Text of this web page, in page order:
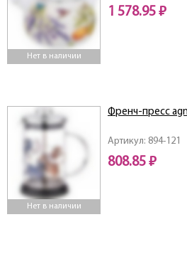
Нет в наличии
1 578.95 ₽
Нет в наличии
Артикул: 894-121
Френч-пресс
808.85 ₽